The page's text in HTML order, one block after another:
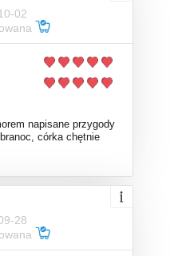
02
napisane przygody
córka chętnie
28